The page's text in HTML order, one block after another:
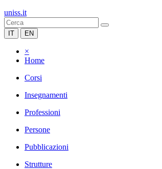
uniss.it
IT EN
×
Home
Corsi
Insegnamenti
Professioni
Persone
Pubblicazioni
Strutture